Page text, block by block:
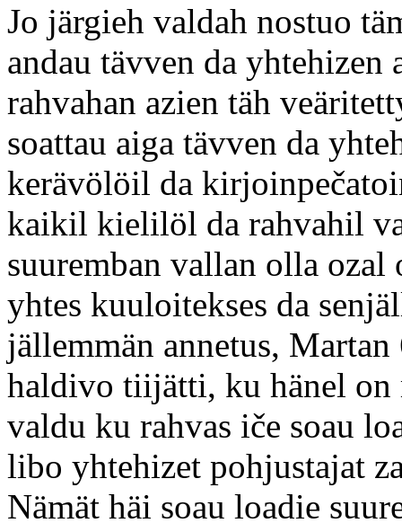
Jo järgieh valdah nostuo
andau tävven da
rahvahan azien täh
soattau aiga tävven da
kerävölöil da
kaikil kielilöl da rahvahil
suuremban vallan olla
yhtes kuuloitekses da
jällemmän annetus,
haldivo tiijätti, ku hänel on
valdu ku rahvas iče soau
libo yhtehizet pohjustajat
Nämät häi soau loadie